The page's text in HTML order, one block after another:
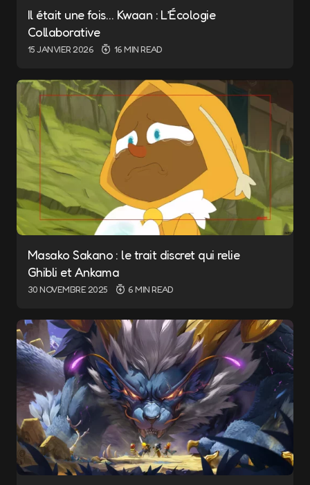
Il était une fois… Kwaan : L’Écologie
Collaborative
15 JANVIER 2026 16 MIN READ
Masako Sakano : le trait discret qui relie
Ghibli et Ankama
30 NOVEMBRE 2025 6 MIN READ